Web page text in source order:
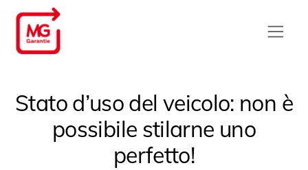
Stato d’uso del veicolo: non è
possibile stilarne uno
perfetto!